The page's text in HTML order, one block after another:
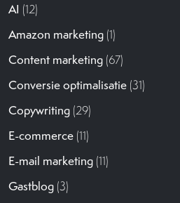
AI (12)
Amazon marketing (1)
Content marketing (67)
Conversie optimalisatie (31)
Copywriting (29)
E-commerce (11)
E-mail marketing (11)
Gastblog (3)